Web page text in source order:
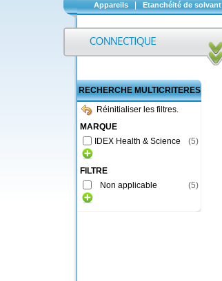
Appareils Etanchéité de solvant
RECHERCHE MULTICRITERES
Réinitialiser les filtres.
MARQUE
IDEX Health & Science
(5)
FILTRE
Non applicable
(5)